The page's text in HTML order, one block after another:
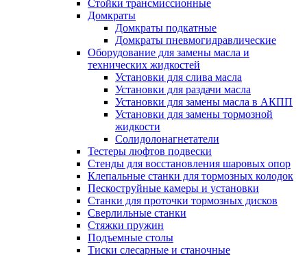
Стойки трансмиссионные
Домкраты
Домкраты подкатные
Домкраты пневмогидравлические
Оборудование для замены масла и
технических жидкостей
Установки для слива масла
Установки для раздачи масла
Установки для замены масла в АКПП
Установки для замены тормозной
жидкости
Солидолонагнетатели
Тестеры люфтов подвески
Стенды для восстановления шаровых опор
Клепальные станки для тормозных колодок
Пескоструйные камеры и установки
Станки для проточки тормозных дисков
Сверлильные станки
Стяжки пружин
Подъемные столы
Тиски слесарные и станочные